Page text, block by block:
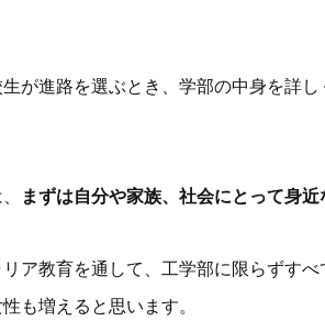
が進路を選ぶとき、学部の中身を詳
まずは自分や家族、社会にとって身
ア教育を通して、工学部に限らずす
も増えると思います。